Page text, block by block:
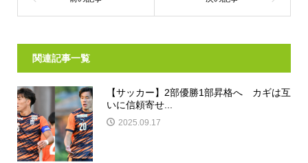
関連記事一覧
【サッカー】2部優勝1部昇格へ カギは互
いに信頼寄せ...
2025.09.17